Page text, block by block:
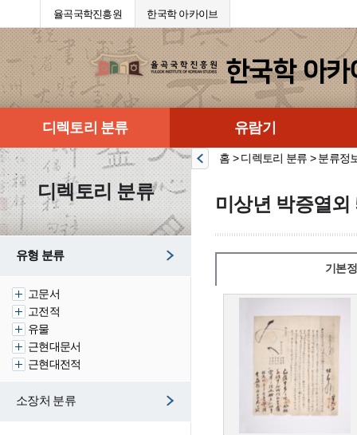
율곡국학진흥원 한국학 아카이브
디렉토리 분류 유람기
디렉토리 분류
유형 분류
고문서
고전적
유물
근현대문서
근현대전적
소장처 분류
홈 > 디렉토리 분류 > 분류정
미상년 박증열
기본